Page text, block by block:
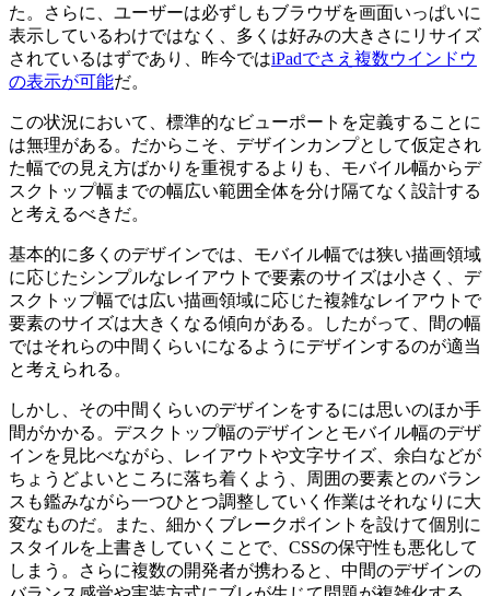
た。さらに、ユーザーは必ずしもブラウザを画面いっぱいに
表示しているわけではなく、多くは好みの大きさにリサイズ
されているはずであり、昨今ではiPadでさえ複数ウインドウ
の表示が可能だ。
この状況において、標準的なビューポートを定義することに
は無理がある。だからこそ、デザインカンプとして仮定され
た幅での見え方ばかりを重視するよりも、モバイル幅からデ
スクトップ幅までの幅広い範囲全体を分け隔てなく設計する
と考えるべきだ。
基本的に多くのデザインでは、モバイル幅では狭い描画領域
に応じたシンプルなレイアウトで要素のサイズは小さく、デ
スクトップ幅では広い描画領域に応じた複雑なレイアウトで
要素のサイズは大きくなる傾向がある。したがって、間の幅
ではそれらの中間くらいになるようにデザインするのが適当
と考えられる。
しかし、その中間くらいのデザインをするには思いのほか手
間がかかる。デスクトップ幅のデザインとモバイル幅のデザ
インを見比べながら、レイアウトや文字サイズ、余白などが
ちょうどよいところに落ち着くよう、周囲の要素とのバラン
スも鑑みながら一つひとつ調整していく作業はそれなりに大
変なものだ。また、細かくブレークポイントを設けて個別に
スタイルを上書きしていくことで、CSSの保守性も悪化して
しまう。さらに複数の開発者が携わると、中間のデザインの